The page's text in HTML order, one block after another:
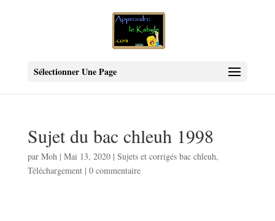
Sélectionner Une Page
Sujet du bac chleuh 1998
par Moh| Mai 13, 2020| Sujets et corrigés bac chleuh,
Téléchargement| 0 commentaire